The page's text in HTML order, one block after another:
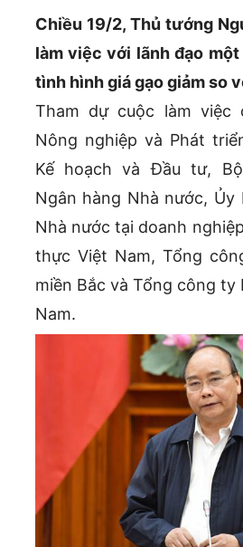
Chiều 19/2, Thủ tướng
làm việc với lãnh đạo
tình hình giá gạo giảm so
Tham dự cuộc làm việc
Nông nghiệp và Phát
Kế hoạch và Đầu tư,
Ngân hàng Nhà nước, Ủy
Nhà nước tại doanh
thực Việt Nam, Tổng
miền Bắc và Tổng công ty
Nam.